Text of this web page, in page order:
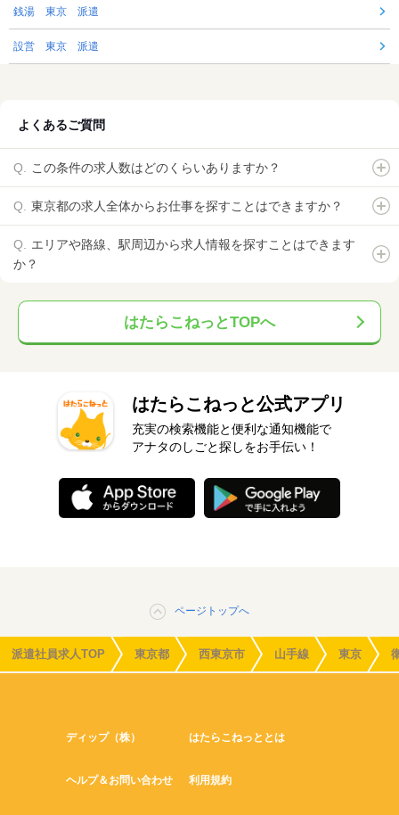
銭湯 東京 派遣
設営 東京 派遣
よくあるご質問
この条件の求人数はどのくらいありますか？
東京都の求人全体からお仕事を探すことはできますか？
エリアや路線、駅周辺から求人情報を探すことはできます
か？
はたらこねっとTOPへ
はたらこねっと公式アプリ
充実の検索機能と便利な通知機能で
アナタのしごと探しをお手伝い！
ページトップへ
派遣社員求人TOP 東京都 西東京市 山手線 東京
ディップ（株） はたらこねっととは
ヘルプ＆お問い合わせ 利用規約